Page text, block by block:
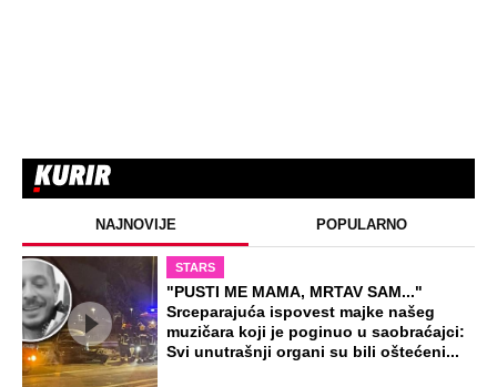
NAJNOVIJE POPULARNO
STARS
"PUSTI ME MAMA, MRTAV SAM..."
Srceparajuća ispovest majke našeg
muzičara koji je poginuo u saobraćajci:
Svi unutrašnji organi su bili oštećeni...